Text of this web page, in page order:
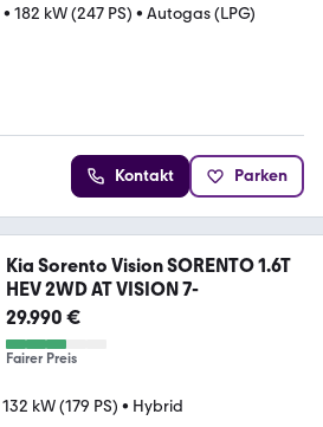
• 182 kW (247 PS) • Autogas (LPG)
Kontakt Parken
Kia Sorento Vision SORENTO 1.6T
HEV 2WD AT VISION 7-
29.990 €
Fairer Preis
132 kW (179 PS) • Hybrid